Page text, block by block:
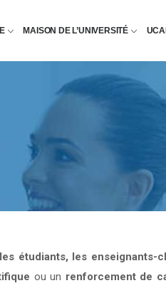
MAISON DE L’UNIVERSITÉ
étudiants, les enseignants-
ou un renforcement de